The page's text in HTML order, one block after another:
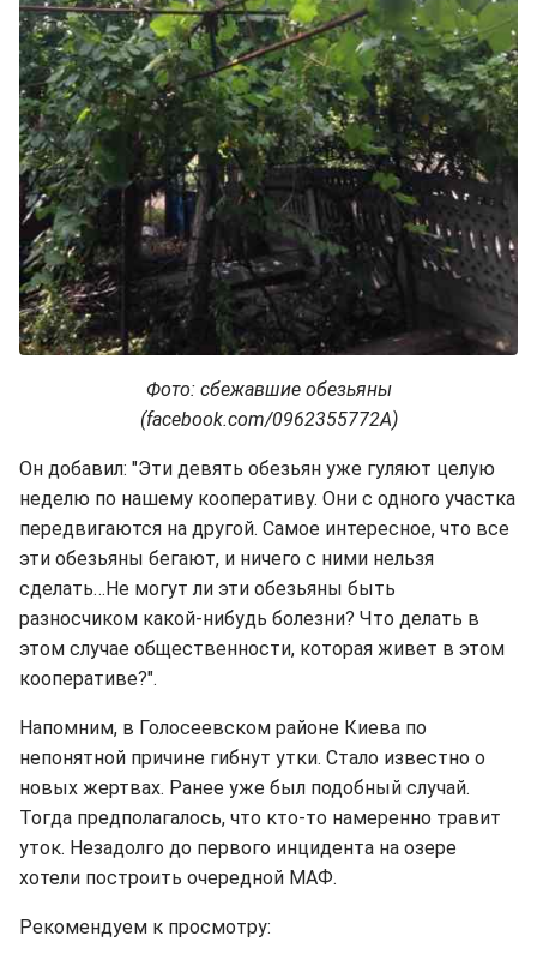
Фото: сбежавшие обезьяны
(facebook.com/0962355772A)
Он добавил: "Эти девять обезьян уже гуляют целую
неделю по нашему кооперативу. Они с одного участка
передвигаются на другой. Самое интересное, что все
эти обезьяны бегают, и ничего с ними нельзя
сделать…Не могут ли эти обезьяны быть
разносчиком какой-нибудь болезни? Что делать в
этом случае общественности, которая живет в этом
кооперативе?".
Напомним, в Голосеевском районе Киева по
непонятной причине гибнут утки. Стало известно о
новых жертвах. Ранее уже был подобный случай.
Тогда предполагалось, что кто-то намеренно травит
уток. Незадолго до первого инцидента на озере
хотели построить очередной МАФ.
Рекомендуем к просмотру: